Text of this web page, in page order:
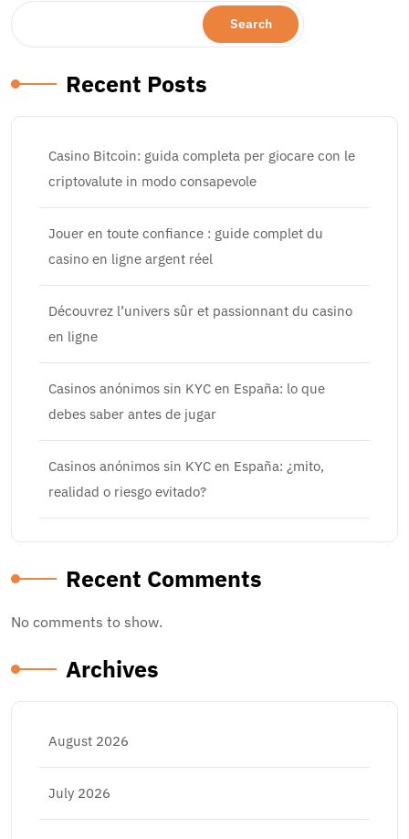
Search
Recent Posts
Casino Bitcoin: guida completa per giocare con le
criptovalute in modo consapevole
Jouer en toute confiance : guide complet du
casino en ligne argent réel
Découvrez l’univers sûr et passionnant du casino
en ligne
Casinos anónimos sin KYC en España: lo que
debes saber antes de jugar
Casinos anónimos sin KYC en España: ¿mito,
realidad o riesgo evitado?
Recent Comments
No comments to show.
Archives
August 2026
July 2026